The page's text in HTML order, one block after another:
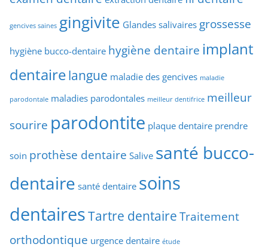
gencives saines gingivite Glandes salivaires grossesse
hygiène bucco-dentaire hygiène dentaire implant
dentairelangue maladie des gencives maladie
parodontale maladies parodontales meilleur dentifrice meilleur
sourire parodontite plaque dentaire prendre
soin prothèse dentaire Salive santé bucco-
dentaire santé dentaire soins
dentairesTartre dentaire Traitement
orthodontique urgence dentaire étude